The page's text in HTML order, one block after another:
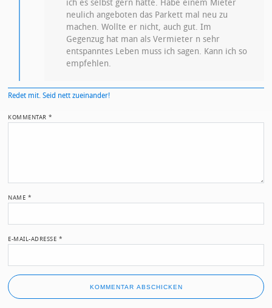
ich es selbst gern hätte. Habe einem Mieter
neulich angeboten das Parkett mal neu zu
machen. Wollte er nicht, auch gut. Im
Gegenzug hat man als Vermieter n sehr
entspanntes Leben muss ich sagen. Kann ich so
empfehlen.
Redet mit. Seid nett zueinander!
KOMMENTAR*
NAME *
E-MAIL-ADRESSE *